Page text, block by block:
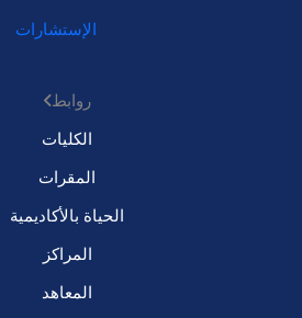
الإستشارات
روابط
الكليات
المقرات
الحياة بالأكاديمية
المراكز
المعاهد